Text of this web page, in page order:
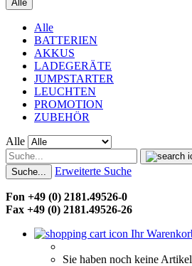
Alle
Alle
BATTERIEN
AKKUS
LADEGERÄTE
JUMPSTARTER
LEUCHTEN
PROMOTION
ZUBEHÖR
Alle
Suche... Erweiterte Suche
Fon +49 (0) 2181.49526-0
Fax +49 (0) 2181.49526-26
Ihr
Sie haben noch keine